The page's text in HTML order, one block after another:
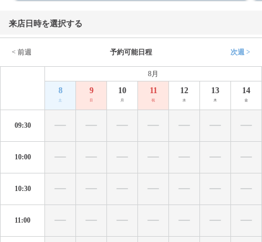
来店日時を選択する
< 前週 予約可能日程 次週 >
8月
8
土
9
日
10
月
11
祝
12
水
13
木
14
金
09:30
10:00
10:30
11:00